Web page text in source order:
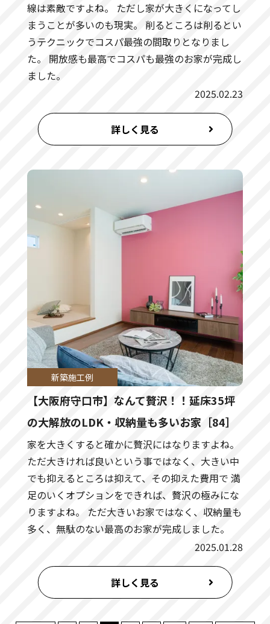
線は素敵ですよね。 ただし家が大きくになってし
まうことが多いのも現実。 削るところは削るとい
うテクニックでコスパ最強の間取りとなりまし
た。 開放感も最高でコスパも最強のお家が完成し
ました。
2025.02.23
詳しく見る
新築施工例
【大阪府守口市】なんて贅沢！！延床35坪
の大解放のLDK・収納量も多いお家［84］
家を大きくすると確かに贅沢にはなりますよね。
ただ大きければ良いという事ではなく、大きい中
でも抑えるところは抑えて、その抑えた費用で 満
足のいくオプションをできれば、贅沢の極みにな
りますよね。 ただ大きいお家ではなく、収納量も
多く、無駄のない最高のお家が完成しました。
2025.01.28
詳しく見る